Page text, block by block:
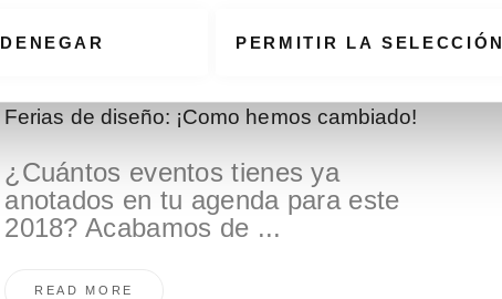
DENEGAR PERMITIR LA SELECCIÓN
Ferias de diseño: ¡Como hemos cambiado!
¿Cuántos eventos tienes ya
anotados en tu agenda para este
2018? Acabamos de ...
READ MORE